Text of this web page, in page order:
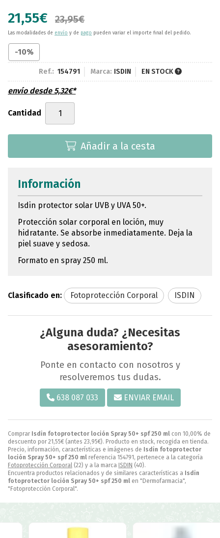
21,55€ 23,95€
Las modalidades de envío y de pago pueden variar el importe final del pedido.
-10%
Ref.: 154791 Marca: ISDIN EN STOCK
envío desde5,32€*
Cantidad
Añadir a la cesta
Comprar Isdin fotoprotector loción Spray 50+ spf 250 ml con 10,00% de
descuento por 21,55€ (antes 23,95€). Producto en stock, recogida en tienda.
Precio, información, características e imágenes de Isdin fotoprotector
loción Spray 50+ spf 250 ml referencia 154791, pertenece a la categoría
Fotoprotección Corporal (22) y a la marca ISDIN (40).
Encuentra productos relacionados y de similares características a Isdin
fotoprotector loción Spray 50+ spf 250 ml en "Dermofarmacia",
"Fotoprotección Corporal".
Información
Isdin protector solar UVB y UVA 50+.
Protección solar corporal en loción, muy
hidratante. Se absorbe inmediatamente. Deja la
piel suave y sedosa.
Formato en spray 250 ml.
Clasificado en: Fotoprotección Corporal ISDIN
¿Alguna duda? ¿Necesitas
asesoramiento?
Ponte en contacto con nosotros y
resolveremos tus dudas.
638 087 033 ENVIAR EMAIL